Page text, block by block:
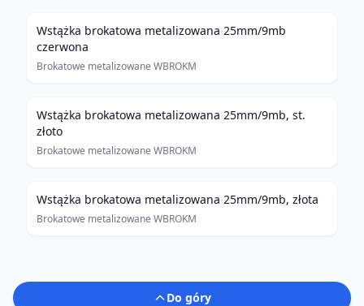
Wstążka brokatowa metalizowana 25mm/9mb
czerwona
Brokatowe metalizowane WBROKM
Wstążka brokatowa metalizowana 25mm/9mb, st.
złoto
Brokatowe metalizowane WBROKM
Wstążka brokatowa metalizowana 25mm/9mb, złota
Brokatowe metalizowane WBROKM
Do góry